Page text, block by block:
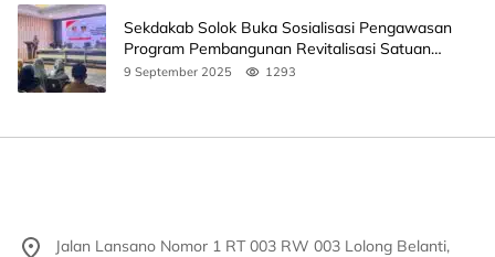
Sekdakab Solok Buka Sosialisasi Pengawasan
Program Pembangunan Revitalisasi Satuan
Pendidikan
9 September 2025 1293
Jalan Lansano Nomor 1 RT 003 RW 003 Lolong Belanti,